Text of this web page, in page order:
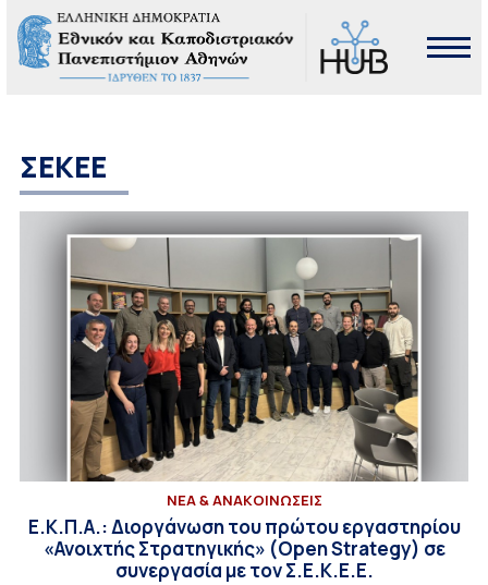
ΣΕΚΕΕ
ΝΕΑ & ΑΝΑΚΟΙΝΩΣΕΙΣ
Ε.Κ.Π.Α.: Διοργάνωση του πρώτου εργαστηρίου
«Ανοιχτής Στρατηγικής» (Open Strategy) σε
συνεργασία με τον Σ.Ε.Κ.Ε.Ε.